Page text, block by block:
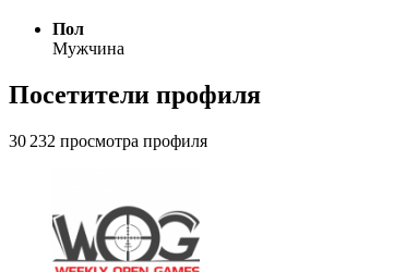
Пол
Мужчина
Посетители профиля
30 232 просмотра профиля